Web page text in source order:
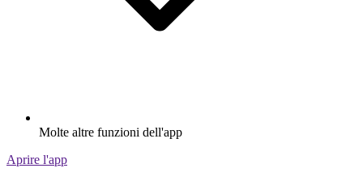
Molte altre funzioni dell'app
Aprire l'app